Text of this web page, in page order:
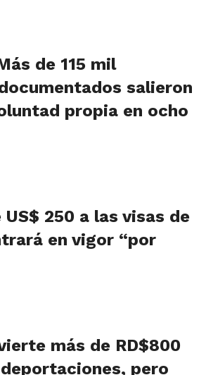
de 115 mil
salieron
propia en ocho
250 a las visas de
en vigor “por
más de RD$800
pero